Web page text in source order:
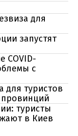
для
запустят
COVID-
с
для туристов
провинций
туристы
в Киев